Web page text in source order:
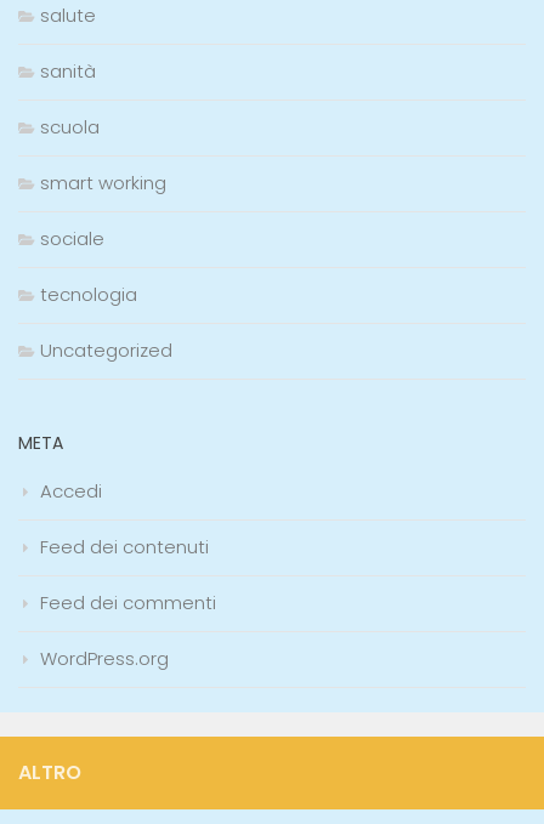
salute
sanità
scuola
smart working
sociale
tecnologia
Uncategorized
META
Accedi
Feed dei contenuti
Feed dei commenti
WordPress.org
ALTRO